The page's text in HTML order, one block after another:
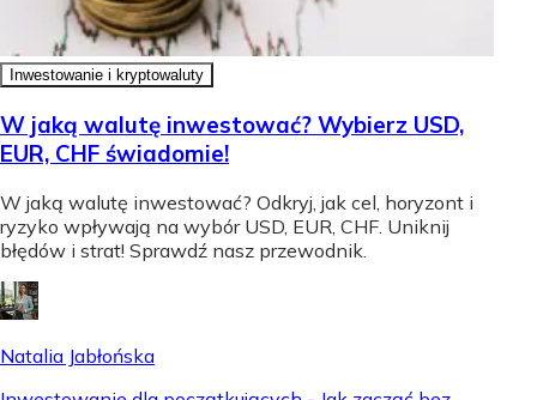
Inwestowanie i kryptowaluty
W jaką walutę inwestować? Wybierz USD,
EUR, CHF świadomie!
W jaką walutę inwestować? Odkryj, jak cel, horyzont i
ryzyko wpływają na wybór USD, EUR, CHF. Uniknij
błędów i strat! Sprawdź nasz przewodnik.
Natalia Jabłońska